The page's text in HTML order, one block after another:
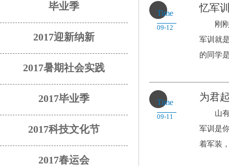
毕业季
2017迎新纳新
2017暑期社会实践
2017毕业季
2017科技文化节
2017春运会
Time
09-12
忆军
刚刚
军训就
的同学
Time
09-11
为君
山有玉
军训是
着军装